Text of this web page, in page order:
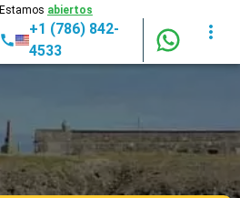
Estamos abiertos
+1 (786) 842-
4533